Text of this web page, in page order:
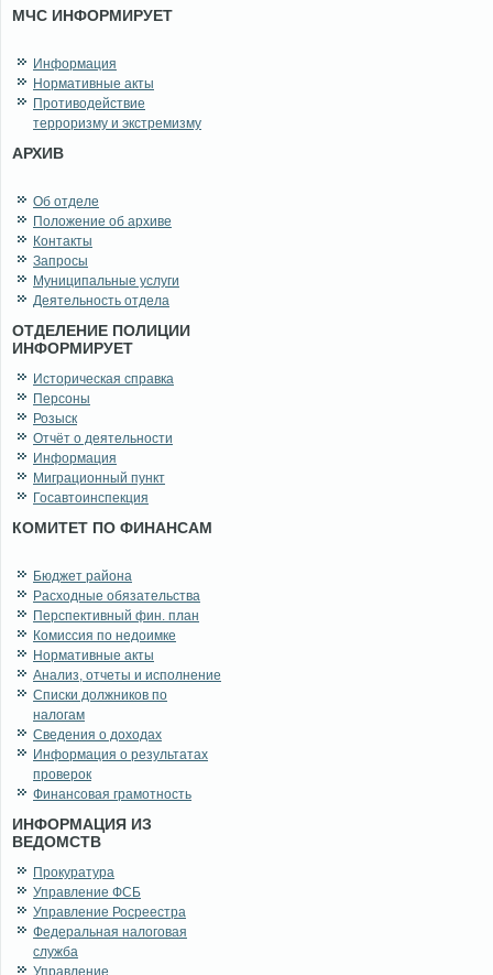
МЧС ИНФОРМИРУЕТ
Информация
Нормативные акты
Противодействие
терроризму и экстремизму
АРХИВ
Об отделе
Положение об архиве
Контакты
Запросы
Муниципальные услуги
Деятельность отдела
ОТДЕЛЕНИЕ ПОЛИЦИИ
ИНФОРМИРУЕТ
Историческая справка
Персоны
Розыск
Отчёт о деятельности
Информация
Миграционный пункт
Госавтоинспекция
КОМИТЕТ ПО ФИНАНСАМ
Бюджет района
Расходные обязательства
Перспективный фин. план
Комиссия по недоимке
Нормативные акты
Анализ, отчеты и исполнение
Списки должников по
налогам
Сведения о доходах
Информация о результатах
проверок
Финансовая грамотность
ИНФОРМАЦИЯ ИЗ
ВЕДОМСТВ
Прокуратура
Управление ФСБ
Управление Росреестра
Федеральная налоговая
служба
Управление